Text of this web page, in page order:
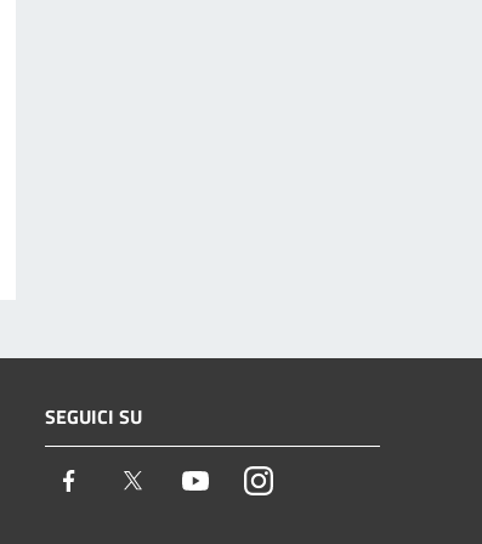
SEGUICI SU
Facebook Twitter YoutubeInstagram